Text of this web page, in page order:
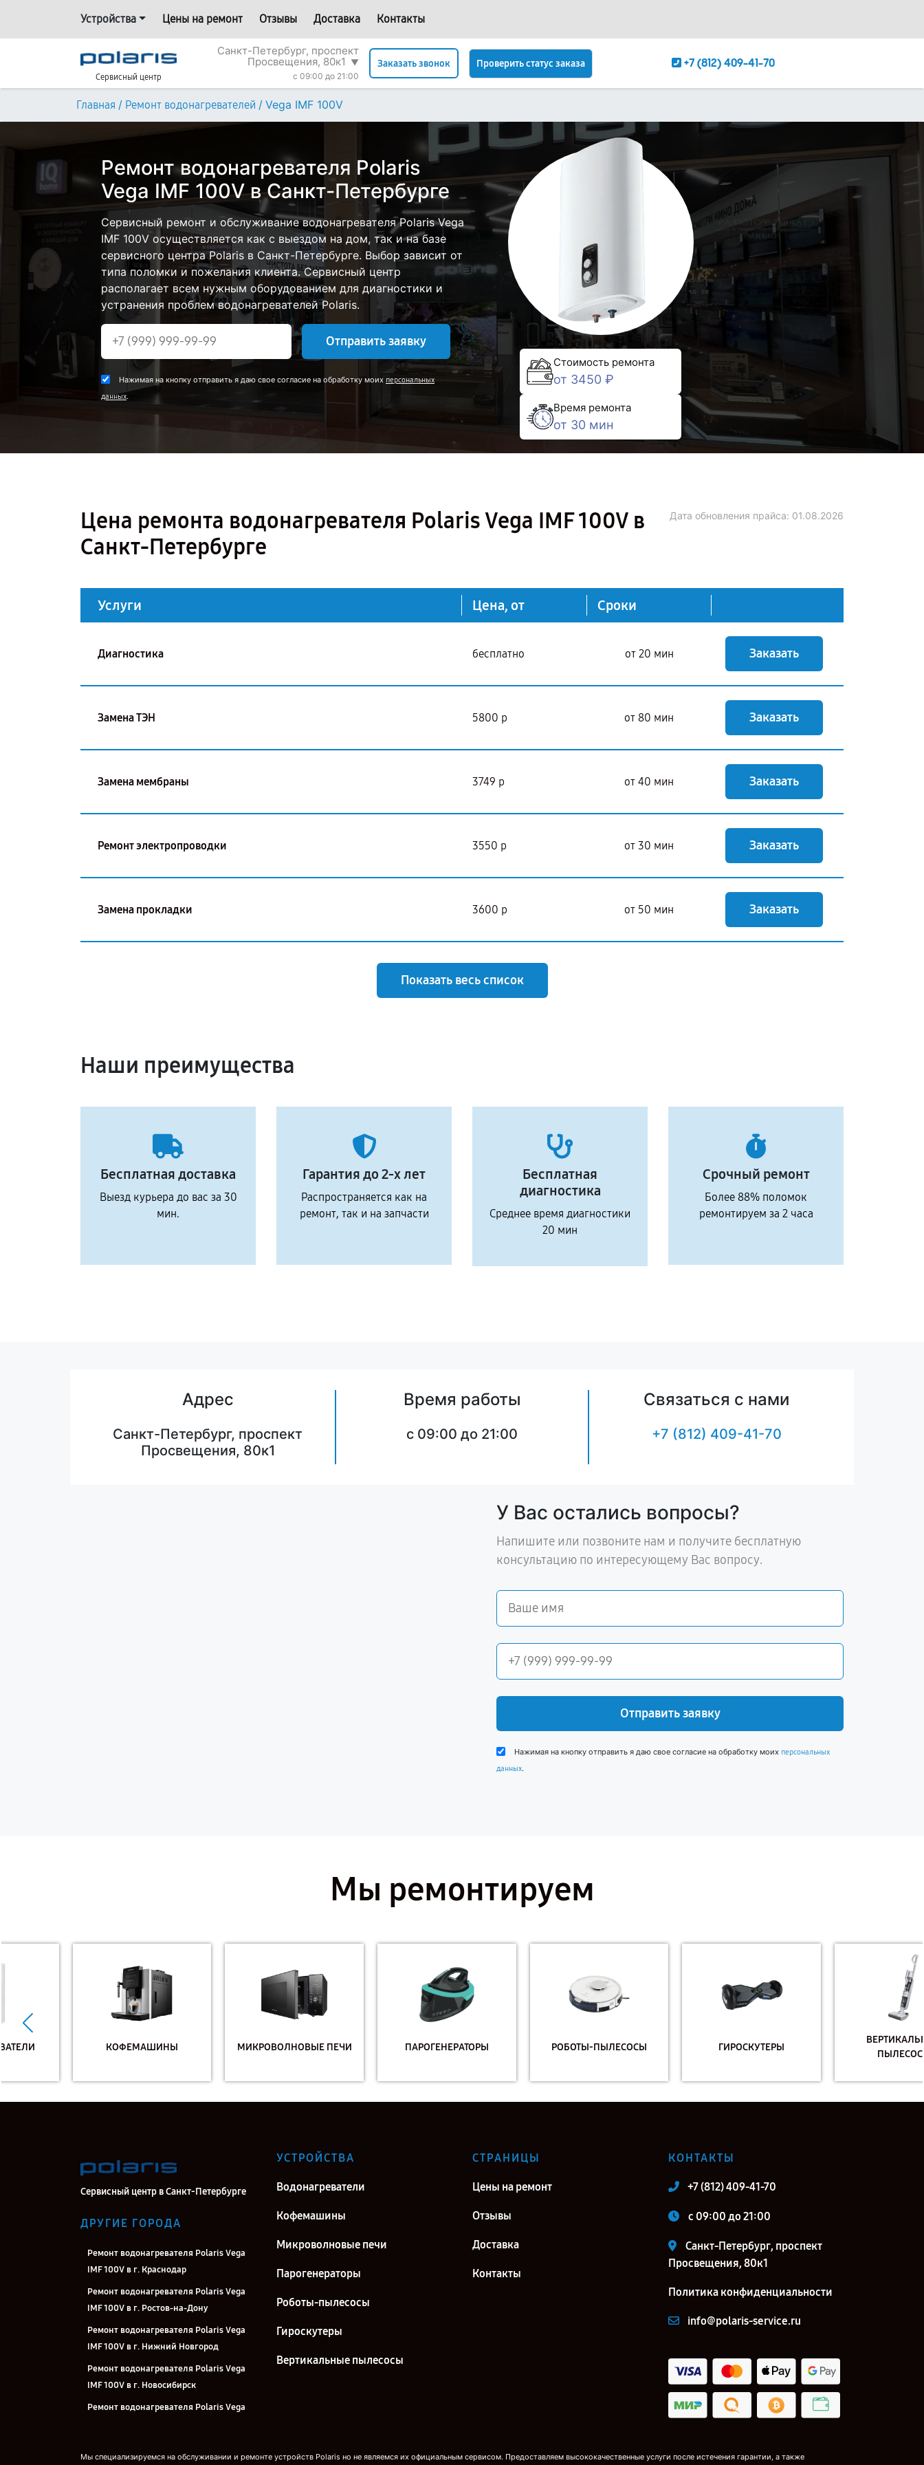
Устройства Цены на ремонт Отзывы Доставка Контакты
Сервисный центр
Санкт-Петербург, проспект
Просвещения, 80к1
▼
c 09:00 до 21:00
Заказать звонок Проверить статус заказа +7 (812) 409-41-70
Главная / Ремонт водонагревателей / Vega IMF 100V
Ремонт водонагревателя Polaris
Vega IMF 100V в Санкт-Петербурге
Сервисный ремонт и обслуживание водонагревателя Polaris Vega
IMF 100V осуществляется как с выездом на дом, так и на базе
сервисного центра Polaris в Санкт-Петербурге. Выбор зависит от
типа поломки и пожелания клиента. Сервисный центр
располагает всем нужным оборудованием для диагностики и
устранения проблем водонагревателей Polaris.
Отправить заявку
Нажимая на кнопку отправить я даю свое согласие на обработку моих персональных
данных.
Стоимость ремонта
от 3450 ₽
Время ремонта
от 30 мин
Цена ремонта водонагревателя Polaris Vega IMF 100V в
Санкт-Петербурге
Дата обновления прайса: 01.08.2026
Услуги Цена, от Сроки
Диагностика бесплатно от 20 мин Заказать
Замена ТЭН 5800 р от 80 мин Заказать
Замена мембраны 3749 р от 40 мин Заказать
Ремонт электропроводки 3550 р от 30 мин Заказать
Замена прокладки 3600 р от 50 мин Заказать
Показать весь список
Наши преимущества
Бесплатная доставка
Выезд курьера до вас за 30
мин.
Гарантия до 2-х лет
Распространяется как на
ремонт, так и на запчасти
Бесплатная
диагностика
Среднее время диагностики
20 мин
Срочный ремонт
Более 88% поломок
ремонтируем за 2 часа
Адрес
Санкт-Петербург, проспект
Просвещения, 80к1
Время работы
c 09:00 до 21:00
Связаться с нами
+7 (812) 409-41-70
У Вас остались вопросы?
Напишите или позвоните нам и получите бесплатную
консультацию по интересующему Вас вопросу.
Отправить заявку
Нажимая на кнопку отправить я даю свое согласие на обработку моих персональных
данных.
Мы ремонтируем
КОФЕМАШИНЫ МИКРОВОЛНОВЫЕ ПЕЧИ ПАРОГЕНЕРАТОРЫ РОБОТЫ-ПЫЛЕСОСЫ ГИРОСКУТЕРЫ
ВЕРТИКАЛЬНЫЕ
Сервисный центр в Санкт-Петербурге
ДРУГИЕ ГОРОДА
Ремонт водонагревателя Polaris Vega
IMF 100V в г. Краснодар
Ремонт водонагревателя Polaris Vega
IMF 100V в г. Ростов-на-Дону
Ремонт водонагревателя Polaris Vega
IMF 100V в г. Нижний Новгород
Ремонт водонагревателя Polaris Vega
IMF 100V в г. Новосибирск
Ремонт водонагревателя Polaris Vega
IMF 100V в г. Екатеринбург
УСТРОЙСТВА
Водонагреватели
Кофемашины
Микроволновые печи
Парогенераторы
Роботы-пылесосы
Гироскутеры
Вертикальные пылесосы
СТРАНИЦЫ
Цены на ремонт
Отзывы
Доставка
Контакты
КОНТАКТЫ
+7 (812) 409-41-70
c 09:00 до 21:00
Санкт-Петербург, проспект
Просвещения, 80к1
Политика конфиденциальности
info@polaris-service.ru
Мы специализируемся на обслуживании и ремонте устройств Polaris но не являемся их официальным сервисом. Предоставляем высококачественные услуги после истечения гарантии, а также